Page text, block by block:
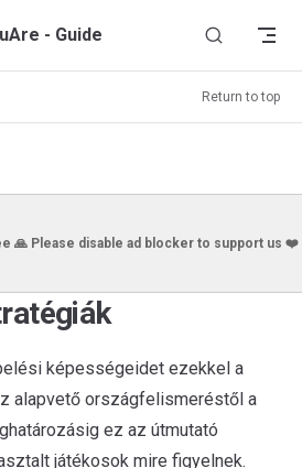
- Guide
Return to top
🙏 Please disable ad blocker to support us ❤️
képességeidet ezekkel a
alapvető országfelismeréstől a
ez az útmutató
játékosok mire figyelnek.